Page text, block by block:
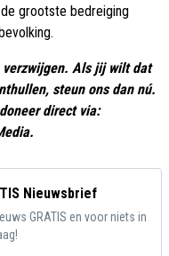
grootste bedreiging
verzwijgen. Als jij wilt dat
steun ons dan nú.
direct via:
Nieuwsbrief
GRATIS en voor niets in